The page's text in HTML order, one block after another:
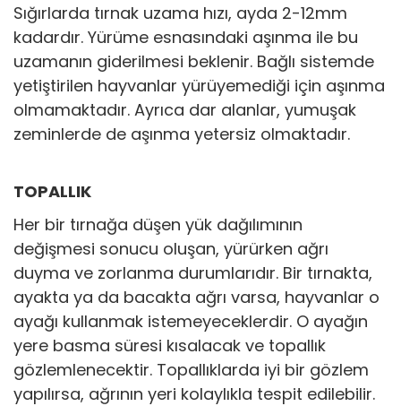
Sığırlarda tırnak uzama hızı, ayda 2-12mm
kadardır. Yürüme esnasındaki aşınma ile bu
uzamanın giderilmesi beklenir. Bağlı sistemde
yetiştirilen hayvanlar yürüyemediği için aşınma
olmamaktadır. Ayrıca dar alanlar, yumuşak
zeminlerde de aşınma yetersiz olmaktadır.
TOPALLIK
Her bir tırnağa düşen yük dağılımının
değişmesi sonucu oluşan, yürürken ağrı
duyma ve zorlanma durumlarıdır. Bir tırnakta,
ayakta ya da bacakta ağrı varsa, hayvanlar o
ayağı kullanmak istemeyeceklerdir. O ayağın
yere basma süresi kısalacak ve topallık
gözlemlenecektir. Topallıklarda iyi bir gözlem
yapılırsa, ağrının yeri kolaylıkla tespit edilebilir.